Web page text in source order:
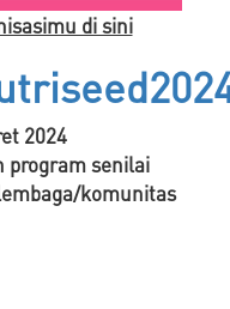
di sini
2024
program senilai
komunitas